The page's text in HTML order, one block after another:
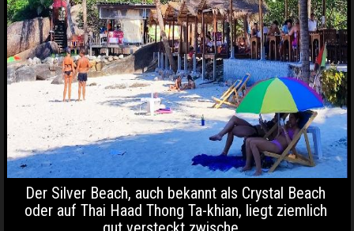
Der Silver Beach, auch bekannt als Crystal Beach
oder auf Thai Haad Thong Ta-khian, liegt ziemlich